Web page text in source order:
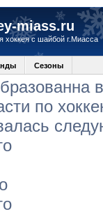
miass.ru
хоккея с шайбой г.Миасса
Сезоны
по